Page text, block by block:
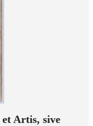
Artis, sive